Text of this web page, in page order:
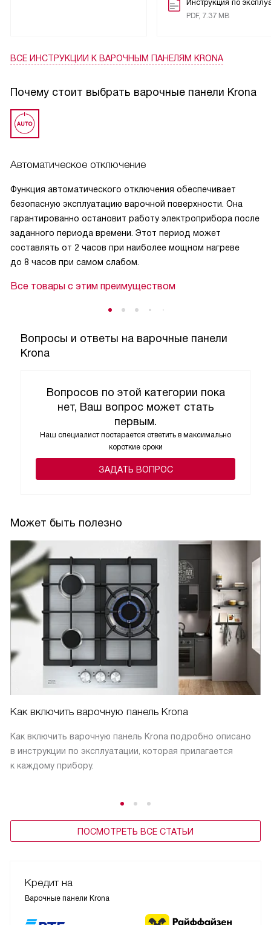
жена всегда беспокоилась о безопасности, но с этой
только упростила мою жизнь, но и добавила в нее
немного эстетики.
Инструкция по
PDF, 7.37 MB
ВСЕ ИНСТРУКЦИИ К ВАРОЧНЫМ ПАНЕЛЯМ KRONA
Почему стоит выбрать варочные панели Krona
Автоматическое отключение
Функция автоматического отключения обеспечивает
безопасную эксплуатацию варочной поверхности. Она
гарантированно остановит работу электроприбора после
заданного периода времени. Этот период может
составлять от 2 часов при наиболее мощном нагреве
до 8 часов при самом слабом.
Все товары с этим преимуществом
Вопросы и ответы на варочные панели
Krona
Вопросов по этой категории пока
нет, Ваш вопрос может стать
первым.
Наш специалист постарается ответить в максимально
короткие сроки
ЗАДАТЬ ВОПРОС
Может быть полезно
Как включить варочную панель Krona
Как включить варочную панель Krona подробно описано
в инструкции по эксплуатации, которая прилагается
к каждому прибору.
ПОСМОТРЕТЬ ВСЕ СТАТЬИ
Кредит на
Варочные панели Krona